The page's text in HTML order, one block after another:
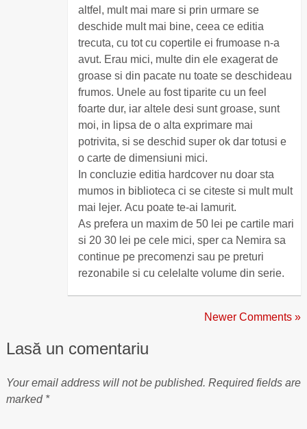
altfel, mult mai mare si prin urmare se
deschide mult mai bine, ceea ce editia
trecuta, cu tot cu copertile ei frumoase n-a
avut. Erau mici, multe din ele exagerat de
groase si din pacate nu toate se deschideau
frumos. Unele au fost tiparite cu un feel
foarte dur, iar altele desi sunt groase, sunt
moi, in lipsa de o alta exprimare mai
potrivita, si se deschid super ok dar totusi e
o carte de dimensiuni mici.
In concluzie editia hardcover nu doar sta
mumos in biblioteca ci se citeste si mult mult
mai lejer. Acu poate te-ai lamurit.
As prefera un maxim de 50 lei pe cartile mari
si 20 30 lei pe cele mici, sper ca Nemira sa
continue pe precomenzi sau pe preturi
rezonabile si cu celelalte volume din serie.
Newer Comments »
Lasă un comentariu
Your email address will not be published. Required fields are
marked *